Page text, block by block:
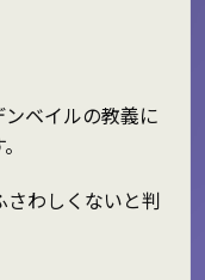
ベイルの教義に
さわしくないと判